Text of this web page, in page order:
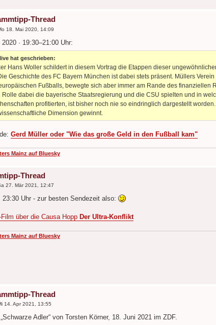
Thread
18. Mai 2020, 14:09
· 19:30–21:00 Uhr:
hat geschrieben:
Hans Woller schildert in diesem Vortrag die Etappen dieser
Geschichte des FC Bayern München ist dabei stets präsent. Müllers
Fußballs, bewegte sich aber immer am Rande des finanziellen
dabei die bayerische Staatsregierung und die CSU spielten und in
profitierten, ist bisher noch nie so eindringlich dargestellt
Dimension gewinnt.
Gerd Müller oder "Wie das große Geld in den Fußball kam"
Mainz auf Bluesky
Thread
27. Mär 2021, 12:47
23:30 Uhr - zur besten Sendezeit also:
über die Causa HoppDer Ultra-Konflikt
Mainz auf Bluesky
Thread
14. Apr 2021, 13:55
Adler“ von Torsten Körner, 18. Juni 2021 im ZDF.